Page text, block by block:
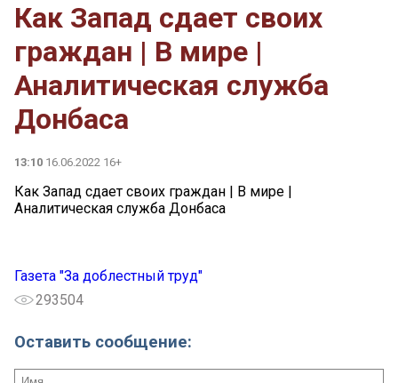
Как Запад сдает своих
граждан | В мире |
Аналитическая служба
Донбаса
13:10 16.06.2022 16+
Как Запад сдает своих граждан | В мире |
Аналитическая служба Донбаса
Газета "За доблестный труд"
293504
Оставить сообщение: